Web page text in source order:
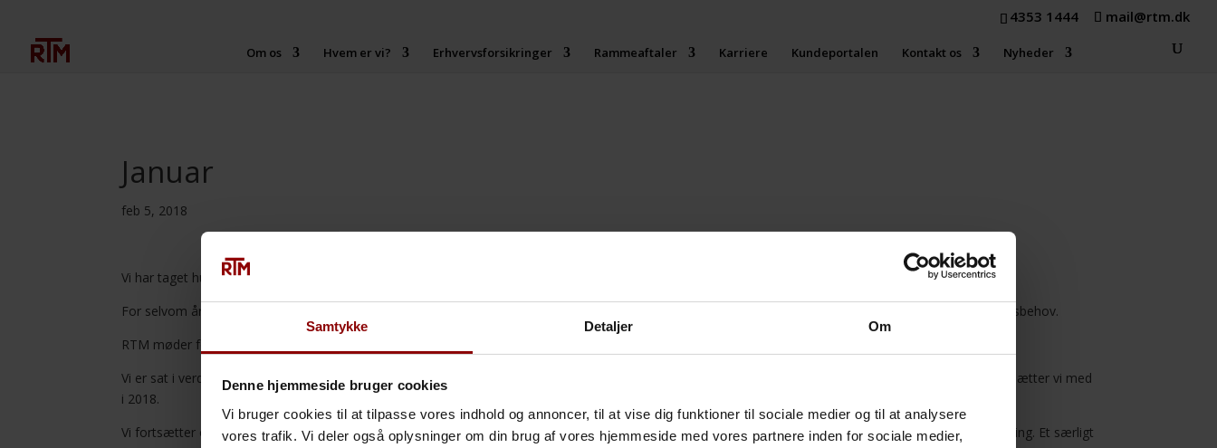
Samtykke Detaljer Om
Denne hjemmeside bruger cookies
Vi bruger cookies til at tilpasse vores indhold og annoncer, til at vise dig funktioner til sociale medier og til at analysere
vores trafik. Vi deler også oplysninger om din brug af vores hjemmeside med vores partnere inden for sociale medier,
4353 1444 mail@rtm.dk
Om os Hvem er vi? Erhvervsforsikringer Rammeaftaler Karriere Kundeportalen Kontakt os Nyheder
Januar
feb 5, 2018
Vi har taget hul på et spændende nyt år. Vi har​ ​høje ambitioner – og et mål om at skabe​ ​tryghed for endnu flere virksomheder i 2018.​
​For selvom årstallet har ændret sig, så er vores​ ​målsætning stadig den samme: Vi skal hjælpe​ ​virksomheder med at opfylde deres forsikring-​ ​og pensionsbehov.​
​RTM møder fortsat virksomheder, hvor vi​ ​finder store, graverende fejl, som i yderste​ ​konsekvens kan koste virksomhedens​ ​eksistens.​ ​
Vi er sat i verden for at undgå, at den slags fejl​ ​koster dyrt. Derfor anvender RTM rigtig mange​ ​ressourcer på at passe på vores kunder. Og den​ ​kurs fortsætter vi med
i 2018.​ ​
Vi fortsætter også med at stille skarpt på​ ​forsikring- og pensionsprodukter i vores​ ​nyhedsbrev. Og i årets første nummer vil vi​ ​kigge på kidnapningsforsikring. Et særligt​